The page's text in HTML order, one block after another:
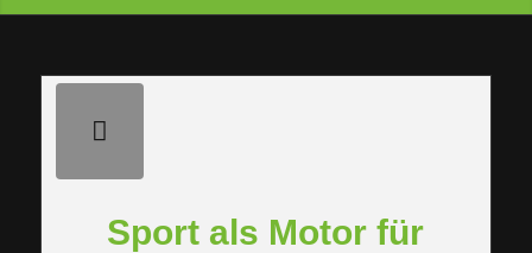
Sport als Motor für